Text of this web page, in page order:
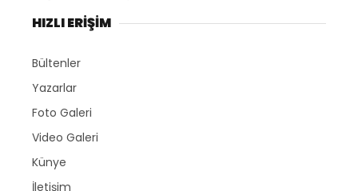
HIZLI ERİŞİM
Bültenler
Yazarlar
Foto Galeri
Video Galeri
Künye
İletişim